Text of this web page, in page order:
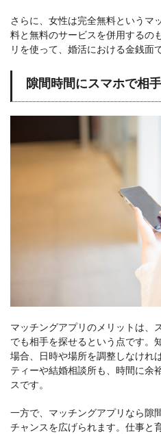
さらに、女性は完全無料というマ
料と無料のサービスを併用するの
リを使って、婚活における金銭面
隙間時間にスマホで相
マッチングアプリのメリットは、
でも相手を探せるという点です。
場合、日時や場所を調整しなけれ
ティーや結婚相談所も、時間に余
スです。
一方で、マッチングアプリなら隙
チャンスを広げられます。仕事と